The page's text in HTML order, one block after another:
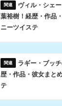
ヴィル・シェ
葉裕樹！経歴・作品
ニーツイステ
ラギー・ブッ
歴・作品・彼女まと
テ